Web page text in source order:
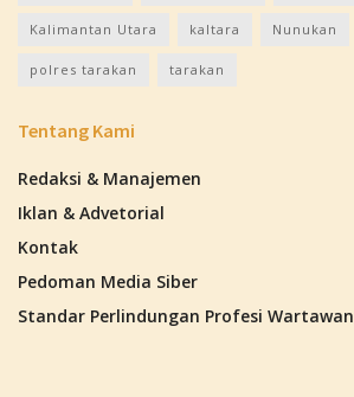
Kalimantan Utara kaltara Nunukan
polres tarakan tarakan
Tentang Kami
Redaksi & Manajemen
Iklan & Advetorial
Kontak
Pedoman Media Siber
Standar Perlindungan Profesi Wartawan